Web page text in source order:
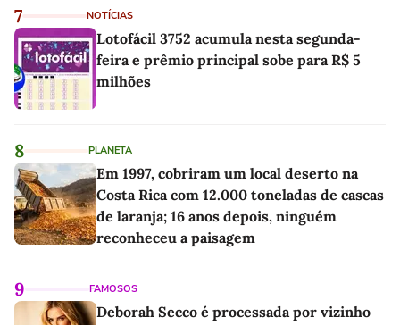
7 NOTÍCIAS
Lotofácil 3752 acumula nesta segunda-
feira e prêmio principal sobe para R$ 5
milhões
8 PLANETA
Em 1997, cobriram um local deserto na
Costa Rica com 12.000 toneladas de cascas
de laranja; 16 anos depois, ninguém
reconheceu a paisagem
9 FAMOSOS
Deborah Secco é processada por vizinho